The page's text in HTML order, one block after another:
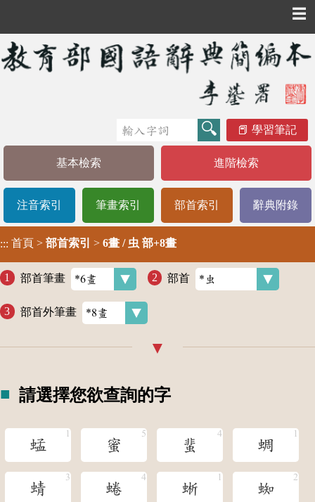
☰
學習筆記
基本檢索 進階檢索
注音索引 筆畫索引 部首索引 辭典附錄
::: 首頁 > 部首索引 > 6畫 / 虫 部+8畫
部首筆畫 部首
部首外筆畫
請選擇您欲查詢的字
蜢 蜜 蜚 蜩
蜻 蜷 蜥 蜘